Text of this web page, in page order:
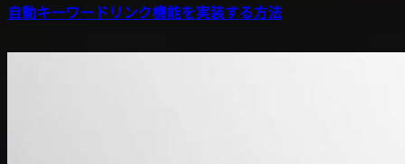
自動キーワードリンク機能を実装する方法